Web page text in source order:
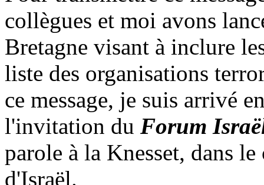
collègues et moi avons
Bretagne visant à inclure
liste des organisations
ce message, je suis arrivé
l'invitation du Forum
parole à la Knesset, dans
d'Israël.